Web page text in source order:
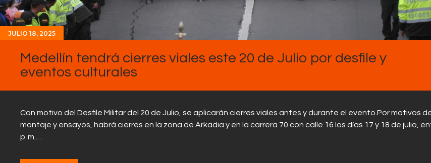
JULIO 18, 2025
Medellín tendrá cierres viales este 20 de Julio por desfile y
eventos culturales
Con motivo del Desfile Militar del 20 de Julio, se aplicarán cierres viales antes y durante el evento.Por motivos
montaje y ensayos, habrá cierres en la zona de Arkadia y en la carrera 70 con calle 16 los días 17 y 18 de julio,
p. m.…